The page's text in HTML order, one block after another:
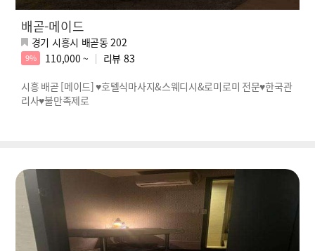
배곧-메이드
경기 시흥시 배곧동 202
9% 110,000 ~ 리뷰 83
시흥 배곧 [메이드] ♥호텔식마사지&스웨디시&로미로미 전문♥한국관
리사♥불만족제로